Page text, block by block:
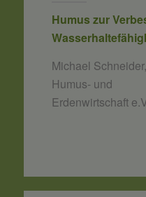
Humus zur
Michael
Humus- und
Erdenwirtschaft